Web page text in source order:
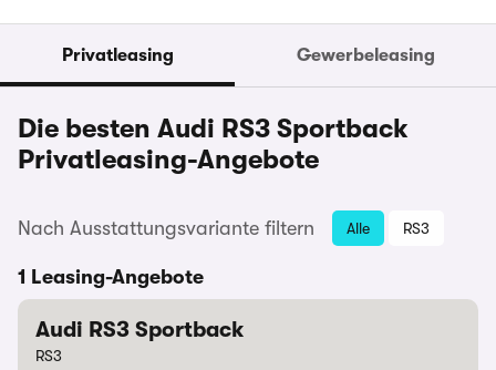
Privatleasing Gewerbeleasing
Die besten Audi RS3 Sportback
Privatleasing-Angebote
Nach Ausstattungsvariante filtern Alle RS3
1 Leasing-Angebote
Audi RS3 Sportback
RS3